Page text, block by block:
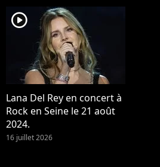
player2
Lana Del Rey en concert à
Rock en Seine le 21 août
2024.
16 juillet 2026